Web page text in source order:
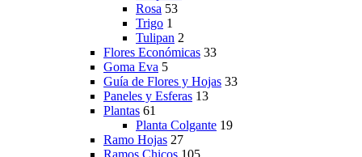
Rosa 53
Trigo 1
Tulipan 2
Flores Económicas 33
Goma Eva 5
Guía de Flores y Hojas 33
Paneles y Esferas 13
Plantas 61
Planta Colgante 19
Ramo Hojas 27
Ramos Chicos 105